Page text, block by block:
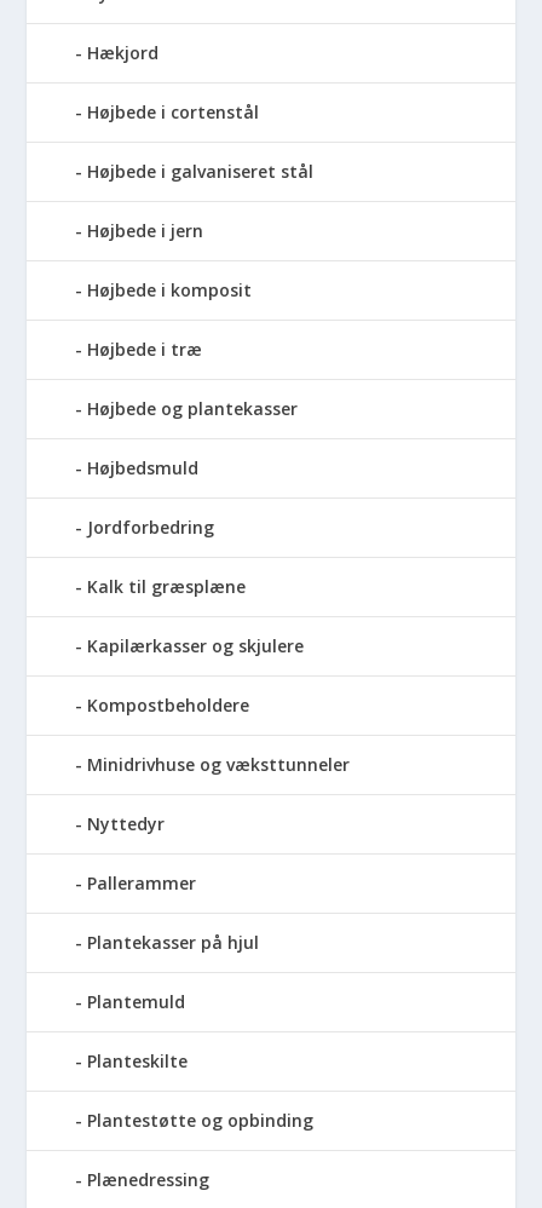
Hækjord
Højbede i cortenstål
Højbede i galvaniseret stål
Højbede i jern
Højbede i komposit
Højbede i træ
Højbede og plantekasser
Højbedsmuld
Jordforbedring
Kalk til græsplæne
Kapilærkasser og skjulere
Kompostbeholdere
Minidrivhuse og væksttunneler
Nyttedyr
Pallerammer
Plantekasser på hjul
Plantemuld
Planteskilte
Plantestøtte og opbinding
Plænedressing